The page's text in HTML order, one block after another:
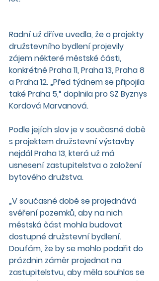
Radní už dříve uvedla, že o projekty
družstevního bydlení projevily
zájem některé městské části,
konkrétně Praha 11, Praha 13, Praha 8
a Praha 12. „Před týdnem se připojila
také Praha 5,“ doplnila pro SZ Byznys
Kordová Marvanová.
Podle jejích slov je v současné době
s projektem družstevní výstavby
nejdál Praha 13, která už má
usnesení zastupitelstva o založení
bytového družstva.
„V současné době se projednává
svěření pozemků, aby na nich
městská část mohla budovat
dostupné družstevní bydlení.
Doufám, že by se mohlo podařit do
prázdnin záměr projednat na
zastupitelstvu, aby měla souhlas se